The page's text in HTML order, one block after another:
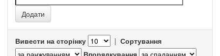
Вивести на сторінку | Сортування
Впорядкування